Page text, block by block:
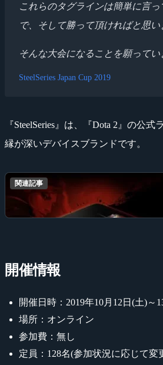
これらのタグラインは簡単に言
で、そして勝って頂ければと思い
そんな大会になることを願ってい
SteelSeries Japan Cup 2019
『SteelSeries』は、『Dota 2』の公
縁が深いデバイスブランドです。
関連記事
開催情報
開催日時：2019年10月12日(土)～
場所：オンライン
参加費：無し
定員：128名(参加状況に応じて変